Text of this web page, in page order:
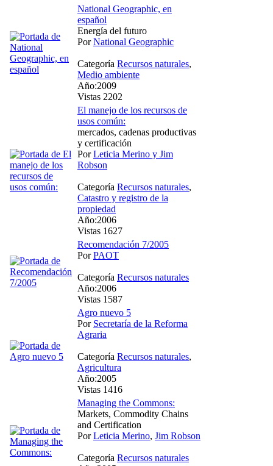
National Geographic, en
español
Energía del futuro
PorNational Geographic
Categoría Recursos naturales,
Medio ambiente
Año:2009
Vistas 2202
El manejo de los recursos de
usos común:
mercados, cadenas productivas
y certificación
PorLeticia Merino y Jim
Robson
Categoría Recursos naturales,
Catastro y registro de la
propiedad
Año:2006
Vistas 1627
Recomendación 7/2005
PorPAOT
Categoría Recursos naturales
Año:2006
Vistas 1587
Agro nuevo 5
Por Secretaría de la Reforma
Agraria
Categoría Recursos naturales,
Agricultura
Año:2005
Vistas 1416
Managing the Commons:
Markets, Commodity Chains
and Certification
PorLeticia Merino, Jim Robson
Categoría Recursos naturales